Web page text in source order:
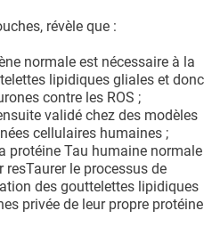
révèle que :
normale est nécessaire à la
lipidiques gliales et donc
contre les ROS ;
validé chez des modèles
cellulaires humaines ;
protéine Tau humaine normale
resTaurer le processus de
des gouttelettes lipidiques
privée de leur propre protéine